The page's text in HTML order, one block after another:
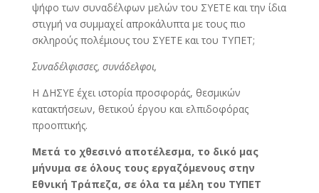
ψήφο των συναδέλφων μελών του ΣΥΕΤΕ και την ίδια
στιγμή να συμμαχεί απροκάλυπτα με τους πιο
σκληρούς πολέμιους του ΣΥΕΤΕ και του ΤΥΠΕΤ;
Συναδέλφισσες, συνάδελφοι,
Η ΔΗΣΥΕ έχει ιστορία προσφοράς, θεσμικών
κατακτήσεων, θετικού έργου και ελπιδοφόρας
προοπτικής.
Μετά το χθεσινό αποτέλεσμα, το δικό μας
μήνυμα σε όλους τους εργαζόμενους στην
Εθνική Τράπεζα, σε όλα τα μέλη του ΤΥΠΕΤ